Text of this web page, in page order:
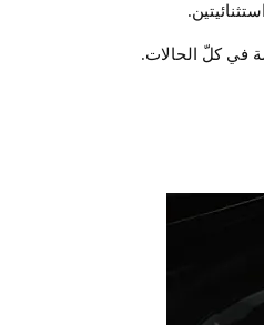
في كلّ الحالات.